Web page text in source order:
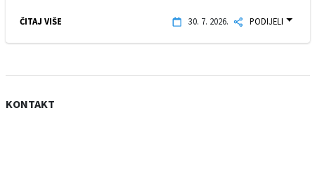
ČITAJ VIŠE 30. 7. 2026. PODIJELI
KONTAKT